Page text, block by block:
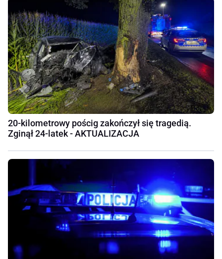
20-kilometrowy pościg zakończył się tragedią.
Zginął 24-latek - AKTUALIZACJA